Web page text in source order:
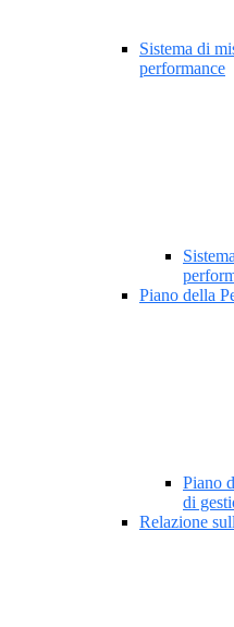
Sistema di
performance
Piano della
Piano
di
Relazione